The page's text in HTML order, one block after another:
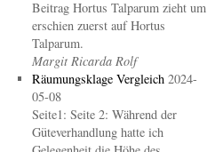
Beitrag Hortus Talparum zieht um
erschien zuerst auf Hortus
Talparum.
Margit Ricarda Rolf
Räumungsklage Vergleich 2024-
05-08
Seite1: Seite 2: Während der
Güteverhandlung hatte ich